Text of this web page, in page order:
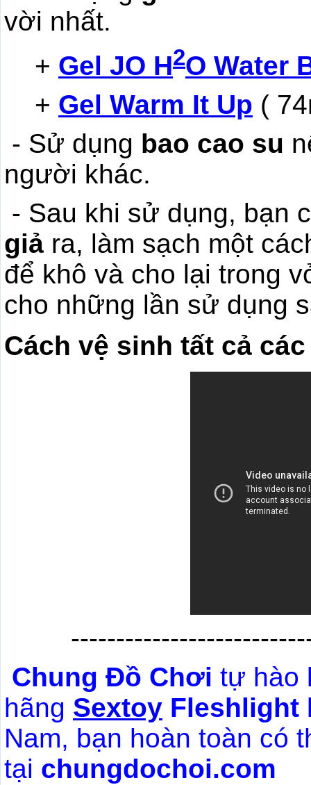
vời nhất.
+ Gel JO H2O Water
+ Gel Warm It Up (
- Sử dụng bao cao su
người khác.
- Sau khi sử dụng, bạn
giả ra, làm sạch một
để khô và cho lại trong
cho những lần sử dụng
Cách vệ sinh tất cả
Chung Đồ Chơi tự hào
hãng Sextoy Fleshlight
Nam, bạn hoàn toàn có
tại chungdochoi.com